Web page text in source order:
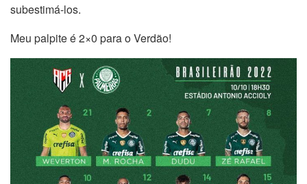
subestimá-los.
Meu palpite é 2×0 para o Verdão!